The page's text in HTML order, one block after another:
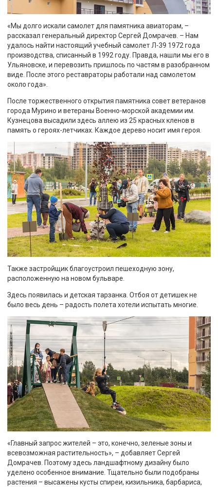
«Мы долго искали самолет для памятника авиаторам, –
рассказал генеральный директор Сергей Домрачев. – Нам
удалось найти настоящий учебный самолет Л-39 1972 года
производства, списанный в 1992 году. Правда, нашли мы его в
Ульяновске, и перевозить пришлось по частям в разобранном
виде. После этого реставраторы работали над самолетом
около года».
После торжественного открытия памятника совет ветеранов
города Мурино и ветераны Военно-морской академии им.
Кузнецова высадили здесь аллею из 25 красных кленов в
память о героях-летчиках. Каждое дерево носит имя героя.
Также застройщик благоустроил пешеходную зону,
расположенную на новом бульваре.
Здесь появилась и детская тарзанка. Отбоя от детишек не
было весь день – радость полета хотели испытать многие.
«Главный запрос жителей – это, конечно, зеленые зоны и
всевозможная растительность», – добавляет Сергей
Домрачев. Поэтому здесь ландшафтному дизайну было
уделено особенное внимание. Тщательно были подобраны
растения – высажены кусты спиреи, кизильника, барбариса,